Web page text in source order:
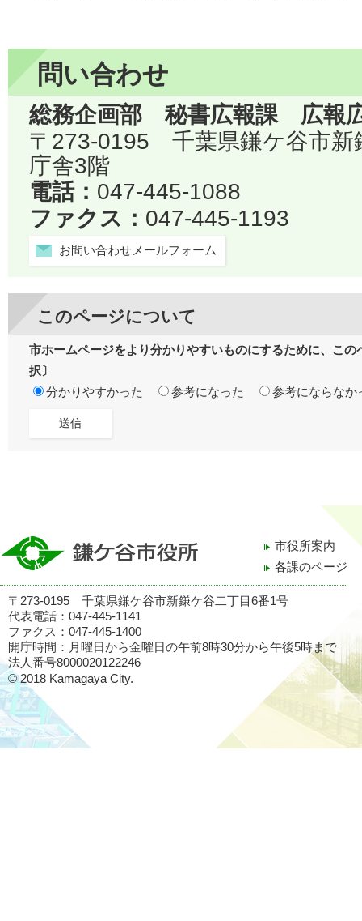
問い合わせ
総務企画部 秘書広報課 広報
〒273-0195 千葉県鎌ケ谷市
庁舎3階
電話： 047-445-1088
ファクス： 047-445-1193
お問い合わせメールフォーム
このページについて
市ホームページをより分かりやすいものにするために、こ
択〕
分かりやすかった
参考になった 参考にならなか
市役所案内
各課のページ
〒273-0195 千葉県鎌ケ谷市新鎌ケ谷二丁目6番1号
代表電話：047-445-1141
ファクス：047-445-1400
開庁時間：月曜日から金曜日の午前8時30分から午後5時まで
法人番号8000020122246
© 2018 Kamagaya City.